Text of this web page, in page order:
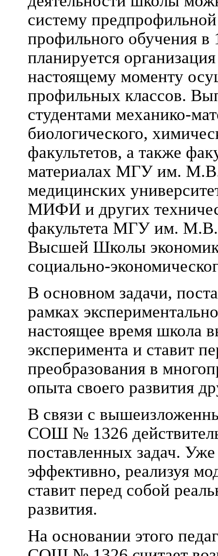
систему
профильного обучения в
планируется
настоящему моменту
профильных классов.
студентами механико-
биологического,
факультетов, а также
материалах МГУ им.
медицинских
МИФИ и других
факультета МГУ им.
Высшей Школы
социально-
В основном задачи,
рамках
настоящее время школа
эксперимента и ставит
преобразования в
опыта своего развития
В связи с
СОШ № 1326
поставленных задач.
эффективно, реализуя
ставит перед собой
развития.
На основании этого